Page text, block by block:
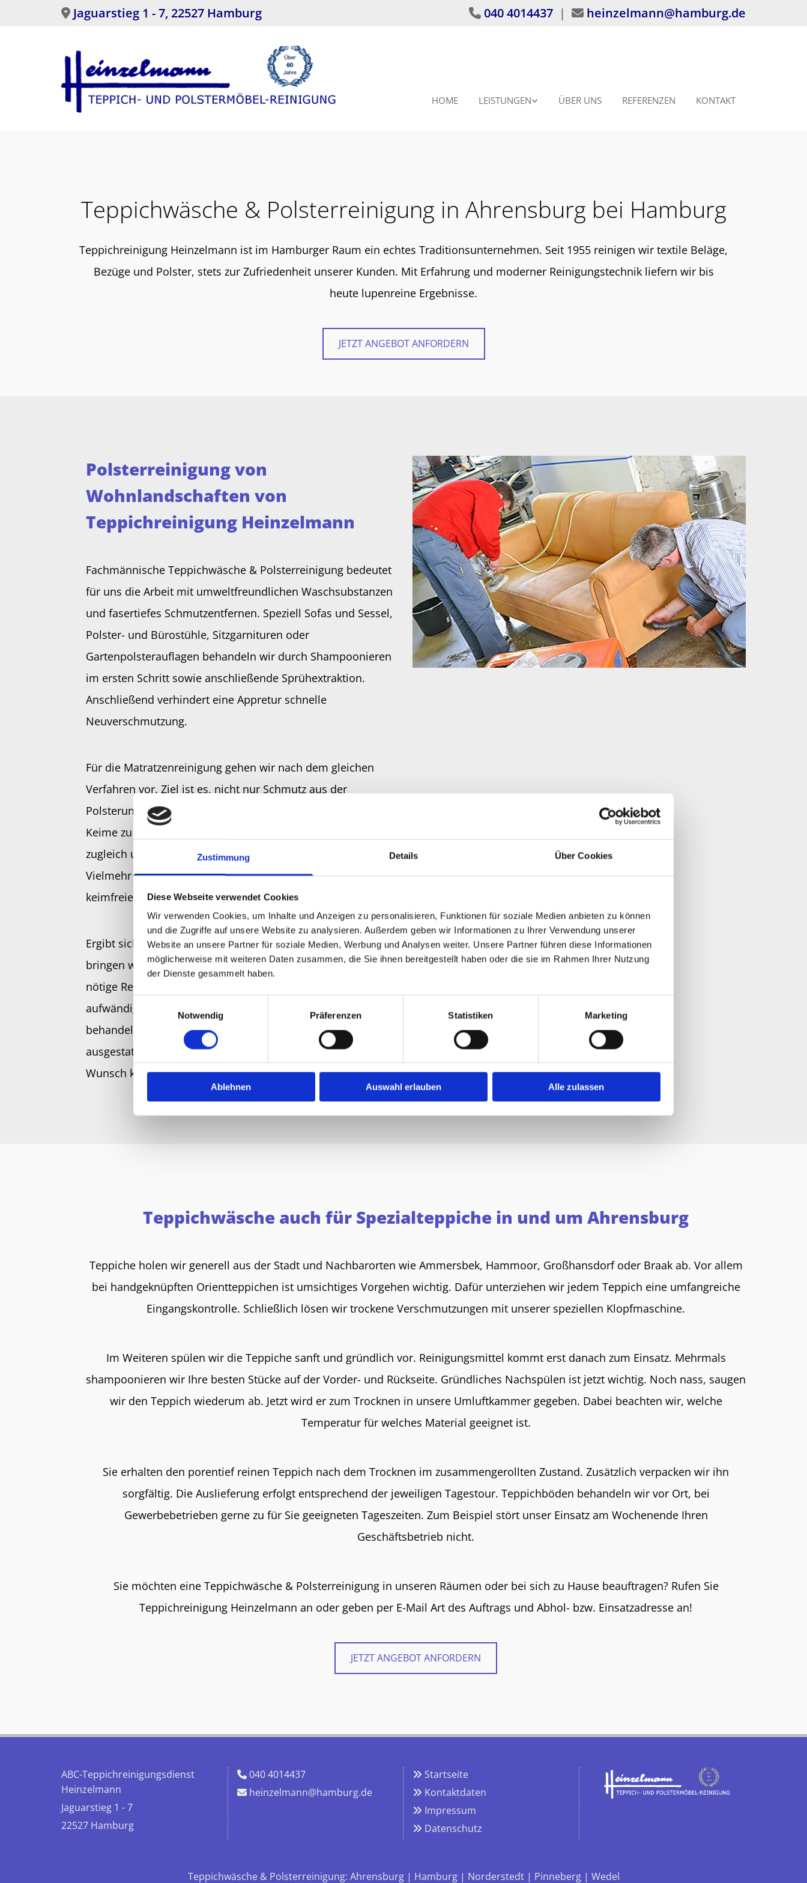
Zustimmung Details Über Cookies
Diese Webseite verwendet Cookies
Wir verwenden Cookies, um Inhalte und Anzeigen zu personalisieren, Funktionen für soziale Medien anbieten zu können
und die Zugriffe auf unsere Website zu analysieren. Außerdem geben wir Informationen zu Ihrer Verwendung unserer
Website an unsere Partner für soziale Medien, Werbung und Analysen weiter. Unsere Partner führen diese Informationen
möglicherweise mit weiteren Daten zusammen, die Sie ihnen bereitgestellt haben oder die sie im Rahmen Ihrer Nutzung
der Dienste gesammelt haben.
Notwendig
Präferenzen Statistiken Marketing
Ablehnen Auswahl erlauben Alle zulassen
Zum Inhalt springen
 Jaguarstieg 1 - 7, 22527 Hamburg  040 4014437 |  heinzelmann@hamburg.de
HOME LEISTUNGEN ÜBER UNS REFERENZEN KONTAKT
Teppichwäsche & Polsterreinigung in Ahrensburg bei Hamburg
Teppichreinigung Heinzelmann ist im Hamburger Raum ein echtes Traditionsunternehmen. Seit 1955 reinigen wir textile Beläge,
Bezüge und Polster, stets zur Zufriedenheit unserer Kunden. Mit Erfahrung und moderner Reinigungstechnik liefern wir bis
heute lupenreine Ergebnisse.
JETZT ANGEBOT ANFORDERN
Polsterreinigung von
Wohnlandschaften von
Teppichreinigung Heinzelmann
Fachmännische Teppichwäsche & Polsterreinigung bedeutet
für uns die Arbeit mit umweltfreundlichen Waschsubstanzen
und fasertiefes Schmutzentfernen. Speziell Sofas und Sessel,
Polster- und Bürostühle, Sitzgarnituren oder
Gartenpolsterauflagen behandeln wir durch Shampoonieren
im ersten Schritt sowie anschließende Sprühextraktion.
Anschließend verhindert eine Appretur schnelle
Neuverschmutzung.
Für die Matratzenreinigung gehen wir nach dem gleichen
Verfahren vor. Ziel ist es, nicht nur Schmutz aus der
Polsterung zu ziehen, sondern auch allergieauslösende
Keime zu entfernen. Spezielle Waschsubstanzen sind hierbei
zugleich umweltfreundlich und für Allergiker kein Risiko.
Vielmehr bekommen Sie durch und durch gesäuberte,
keimfreie Matratzen zurück.
Ergibt sich die Möglichkeit der Polsterreinigung vor Ort,
bringen wir nach Ahrensburg in der Südholsteinischen Geest
nötige Reinigungstechnik mit. Handelt es sich um eine
aufwändigere Prozedur, holen wir die Polstermöbel ab und
behandeln sie in unseren eigenen, eigens dafür
ausgestatteten Räumlichkeiten. Gleichzeitig führen wir auf
Wunsch kleine Reparaturen aus.
Teppichwäsche auch für Spezialteppiche in und um Ahrensburg
Teppiche holen wir generell aus der Stadt und Nachbarorten wie Ammersbek, Hammoor, Großhansdorf oder Braak ab. Vor allem
bei handgeknüpften Orientteppichen ist umsichtiges Vorgehen wichtig. Dafür unterziehen wir jedem Teppich eine umfangreiche
Eingangskontrolle. Schließlich lösen wir trockene Verschmutzungen mit unserer speziellen Klopfmaschine.
Im Weiteren spülen wir die Teppiche sanft und gründlich vor. Reinigungsmittel kommt erst danach zum Einsatz. Mehrmals
shampoonieren wir Ihre besten Stücke auf der Vorder- und Rückseite. Gründliches Nachspülen ist jetzt wichtig. Noch nass, saugen
wir den Teppich wiederum ab. Jetzt wird er zum Trocknen in unsere Umluftkammer gegeben. Dabei beachten wir, welche
Temperatur für welches Material geeignet ist.
Sie erhalten den porentief reinen Teppich nach dem Trocknen im zusammengerollten Zustand. Zusätzlich verpacken wir ihn
sorgfältig. Die Auslieferung erfolgt entsprechend der jeweiligen Tagestour. Teppichböden behandeln wir vor Ort, bei
Gewerbebetrieben gerne zu für Sie geeigneten Tageszeiten. Zum Beispiel stört unser Einsatz am Wochenende Ihren
Geschäftsbetrieb nicht.
Sie möchten eine Teppichwäsche & Polsterreinigung in unseren Räumen oder bei sich zu Hause beauftragen? Rufen Sie
Teppichreinigung Heinzelmann an oder geben per E-Mail Art des Auftrags und Abhol- bzw. Einsatzadresse an!
JETZT ANGEBOT ANFORDERN
ABC-Teppichreinigungsdienst
Heinzelmann
Jaguarstieg 1 - 7
22527 Hamburg
 040 4014437
 heinzelmann@hamburg.de
 Startseite
 Kontaktdaten
 Impressum
 Datenschutz
Teppichwäsche & Polsterreinigung: Ahrensburg| Hamburg| Norderstedt| Pinneberg| Wedel